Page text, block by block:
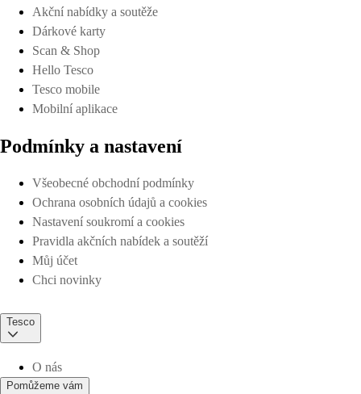
Akční nabídky a soutěže
Dárkové karty
Scan & Shop
Hello Tesco
Tesco mobile
Mobilní aplikace
Podmínky a nastavení
Všeobecné obchodní podmínky
Ochrana osobních údajů a cookies
Nastavení soukromí a cookies
Pravidla akčních nabídek a soutěží
Můj účet
Chci novinky
Tesco
O nás
Pomůžeme vám